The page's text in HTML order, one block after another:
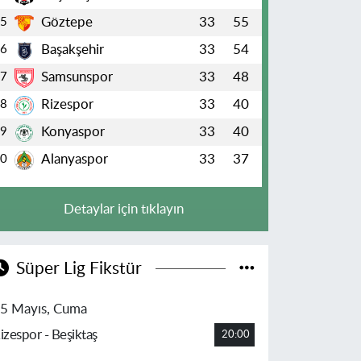
5 Göztepe 33 55
6 Başakşehir 33 54
7 Samsunspor 33 48
8 Rizespor 33 40
9 Konyaspor 33 40
Alanyaspor 33 37
Detaylar için tıklayın
Süper Lig Fikstür
Mayıs, Cuma
- Beşiktaş
20:00